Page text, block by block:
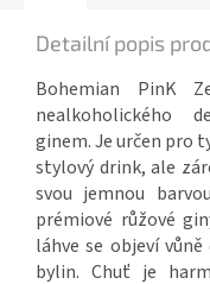
Detailní popis
Bohemian PinK
nealkoholického
ginem. Je určen pro
stylový drink, ale
svou jemnou
prémiové růžové
láhve se objeví
bylin. Chuť je